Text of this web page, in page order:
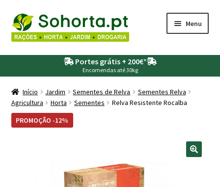
Ir
para
a
navegação
Saltar
para
o
conteúdo
Menu
Agricultura
Drogaria
Portes grátis + 200€*
Encomendas até 30kg
Início Jardim Sementes de Relva
Sementes Relva
Agricultura
Horta Sementes
Relva Resistente Rocalba
PROMOÇÃO -12%